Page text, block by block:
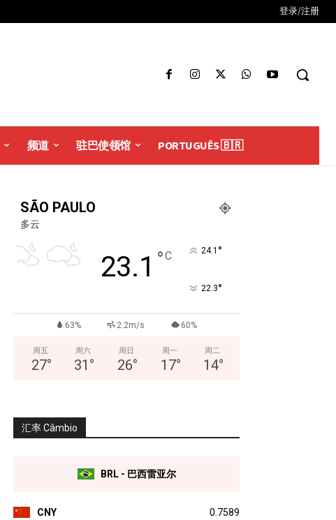
登录/注册
频道 驻巴使领馆 PORTUGUÊS 🇧🇷
SÃO PAULO
多云
23.1 °C 24.1 °
22.3°
63% 2.2m/s 60%
周五
27°
周六
31 °
周日
26°
周一
17°
周二
14°
汇率 Câmbio
BRL - 巴西雷亚尔
CNY 0.7589